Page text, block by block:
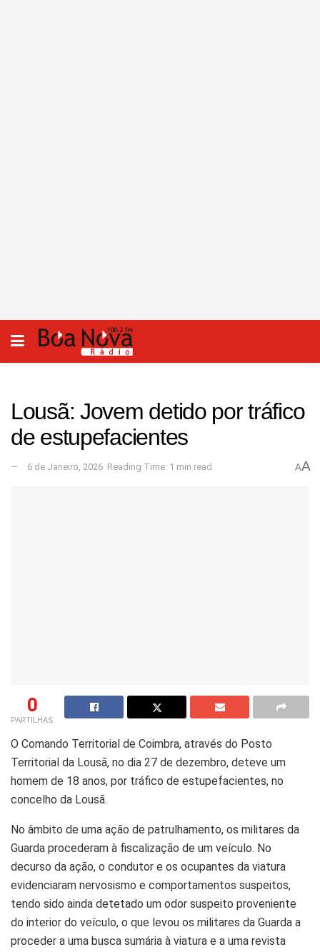
Lousã: Jovem detido por tráfico
de estupefacientes
6 de Janeiro, 2026 Reading Time: 1 min read AA
0
PARTILHAS
O Comando Territorial de Coimbra, através do Posto
Territorial da Lousã, no dia 27 de dezembro, deteve um
homem de 18 anos, por tráfico de estupefacientes, no
concelho da Lousã.
No âmbito de uma ação de patrulhamento, os militares da
Guarda procederam à fiscalização de um veículo. No
decurso da ação, o condutor e os ocupantes da viatura
evidenciaram nervosismo e comportamentos suspeitos,
tendo sido ainda detetado um odor suspeito proveniente
do interior do veículo, o que levou os militares da Guarda a
proceder a uma busca sumária à viatura e a uma revista